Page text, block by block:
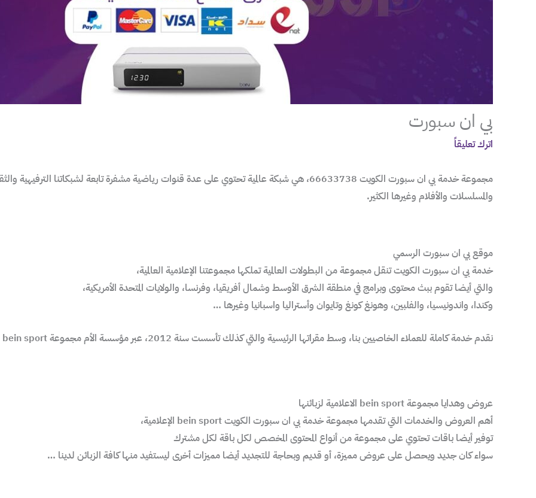
بي ان سبورت
اترك تعليقاً
مجموعة خدمة بي ان سبورت الكويت 66633738، هي شبكة عالمية تحتوي على عدة قنوات رياضية مشفرة تابعة لشبكاتنا
والمسلسلات والأفلام وغيرها الكثير.
موقع بي ان سبورت الرسمي
خدمة بي ان سبورت الكويت تنقل مجموعة من البطولات العالمية تملكها مجموعتنا الإعلامية العالمية،
والتي أيضا تقوم ببث محتوى وبرامج في منطقة الشرق الأوسط وشمال أفريقيا، وفرنسا، والولايات المتحدة الأمريكية،
وكندا، واندونيسيا، والفلبين، وهونغ كونغ وتايوان وأستراليا واسبانيا وغيرها …
نقدم خدمة كاملة للعملاء الخاصيين بنا، وسط مقراتها الرئيسية والتي كذلك تأسست سنة 2012، عبر مؤسسة الأم مجموعة bein sport الإعلامية.
عروض وهدايا مجموعة bein sport الاعلامية لزبائنها
أهم العروض والخدمات التي تقدمها مجموعة خدمة بي ان سبورت الكويت bein sport الإعلامية،
توفير أيضا باقات تحتوي على مجموعة من أنواع المحتوى المخصص لكل باقة لكل مشترك
سواء كان جديد ويحصل على عروض مميزة، أو قديم وبحاجة للتجديد أيضا مميزات أخرى ليستفيد منها كافة الزبائن لدينا …